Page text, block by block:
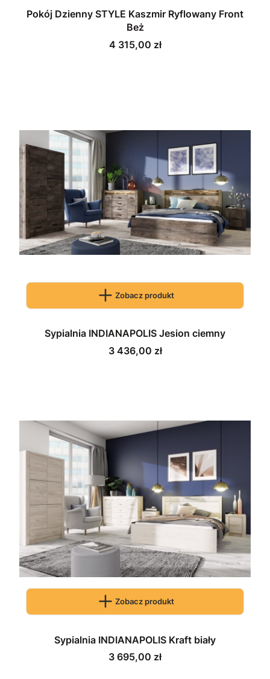
Pokój Dzienny STYLE Kaszmir Ryflowany Front
Beż
Cena
4 315,00 zł
Zobacz produkt
Sypialnia INDIANAPOLIS Jesion ciemny
Cena
3 436,00 zł
Zobacz produkt
Sypialnia INDIANAPOLIS Kraft biały
Cena
3 695,00 zł